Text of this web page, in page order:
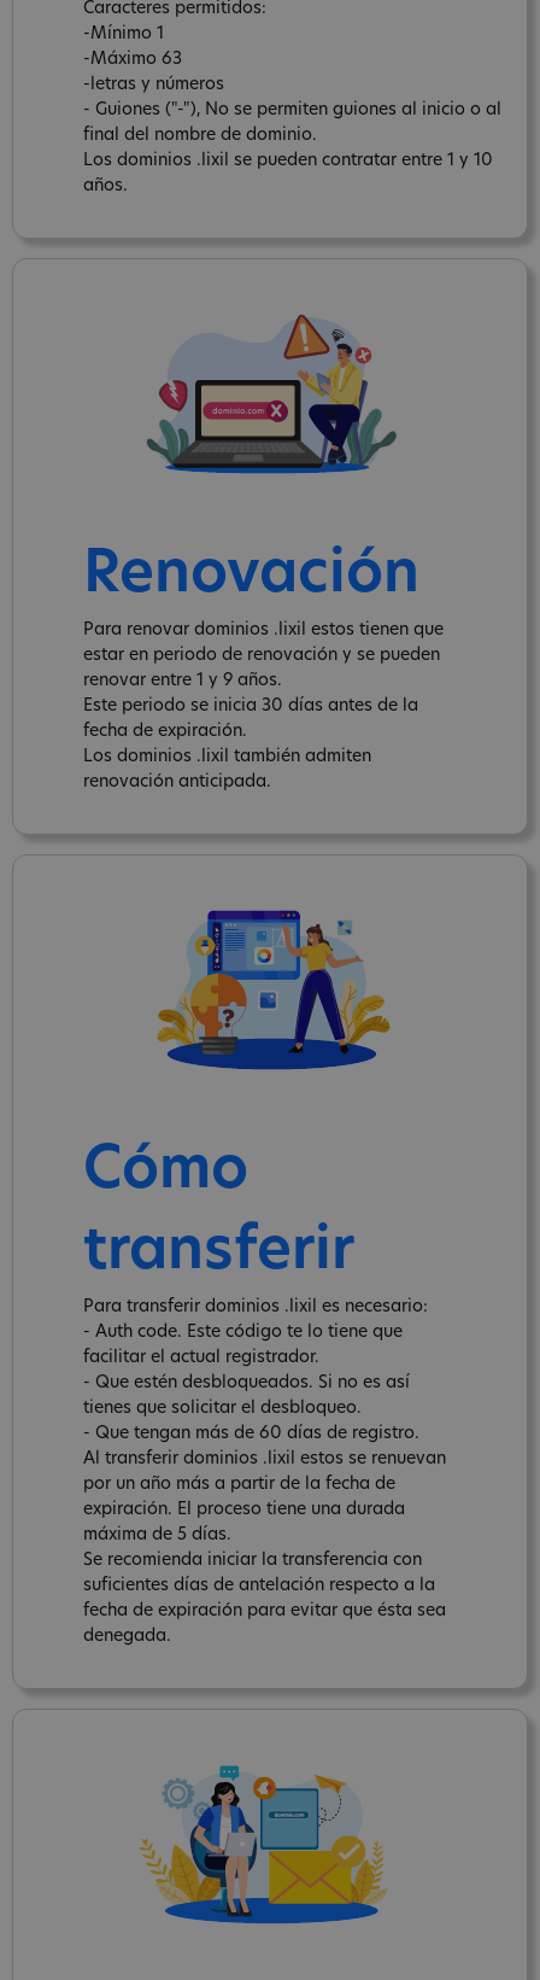
Caracteres permitidos:
-Mínimo 1
-Máximo 63
-letras y números
- Guiones ("-"), No se permiten guiones al inicio o al
final del nombre de dominio.
Los dominios .lixil se pueden contratar entre 1 y 10
años.
Renovación
Para renovar dominios .lixil estos tienen que
estar en periodo de renovación y se pueden
renovar entre 1 y 9 años.
Este periodo se inicia 30 días antes de la
fecha de expiración.
Los dominios .lixil también admiten
renovación anticipada.
Cómo
transferir
Para transferir dominios .lixil es necesario:
- Auth code. Este código te lo tiene que
facilitar el actual registrador.
- Que estén desbloqueados. Si no es así
tienes que solicitar el desbloqueo.
- Que tengan más de 60 días de registro.
Al transferir dominios .lixil estos se renuevan
por un año más a partir de la fecha de
expiración. El proceso tiene una durada
máxima de 5 días.
Se recomienda iniciar la transferencia con
suficientes días de antelación respecto a la
fecha de expiración para evitar que ésta sea
denegada.